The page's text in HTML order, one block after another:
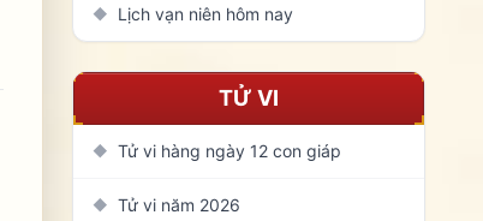
◆ Lịch vạn niên hôm nay
TỬ VI
◆ Tử vi hàng ngày 12 con giáp
◆ Tử vi năm 2026